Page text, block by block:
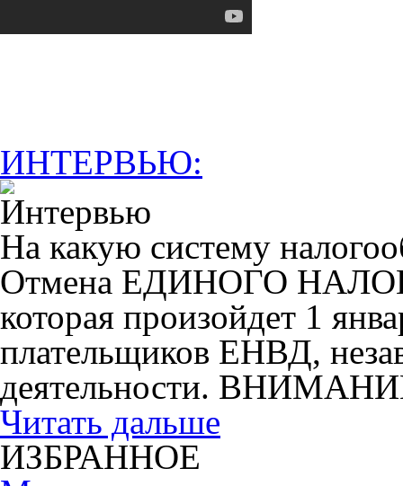
ИНТЕРВЬЮ:
На какую систему
Отмена ЕДИНОГО
которая произойдет 1
плательщиков ЕНВД,
деятельности.
Читать дальше
ИЗБРАННОЕ